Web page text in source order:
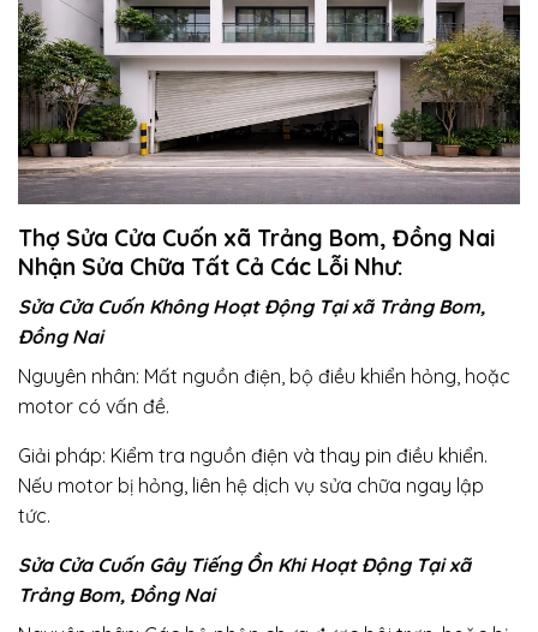
Thợ Sửa Cửa Cuốn xã Trảng Bom, Đồng Nai
Nhận Sửa Chữa Tất Cả Các Lỗi Như:
Sửa Cửa Cuốn Không Hoạt Động Tại xã Trảng Bom,
Đồng Nai
Nguyên nhân: Mất nguồn điện, bộ điều khiển hỏng, hoặc
motor có vấn đề.
Giải pháp: Kiểm tra nguồn điện và thay pin điều khiển.
Nếu motor bị hỏng, liên hệ dịch vụ sửa chữa ngay lập
tức.
Sửa Cửa Cuốn Gây Tiếng Ồn Khi Hoạt Động Tại xã
Trảng Bom, Đồng Nai